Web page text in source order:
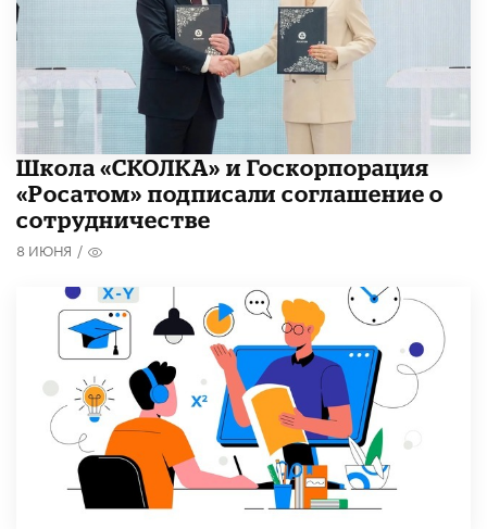
Школа «СКОЛКА» и Госкорпорация
«Росатом» подписали соглашение о
сотрудничестве
8 ИЮНЯ /